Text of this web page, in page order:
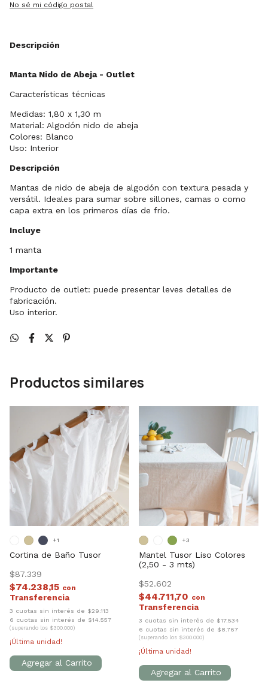
No sé mi código postal
Descripción
Manta Nido de Abeja - Outlet
Características técnicas
Medidas: 1,80 x 1,30 m
Material: Algodón nido de abeja
Colores: Blanco
Uso: Interior
Descripción
Mantas de nido de abeja de algodón con textura pesada y
versátil. Ideales para sumar sobre sillones, camas o como
capa extra en los primeros días de frío.
Incluye
1 manta
Importante
Producto de outlet: puede presentar leves detalles de
fabricación.
Uso interior.
Productos similares
Cortina de Baño Tusor
$87.339
$74.238,15 con
3 cuotas sin interés de $29.113
6 cuotas sin interés de $14.557
(superando los $300.000)
¡Última unidad!
+1
Mantel Tusor Liso Colores
(2,50 - 3 mts)
$52.602
$44.711,70 con
3 cuotas sin interés de $17.534
6 cuotas sin interés de $8.767
(superando los $300.000)
¡Última unidad!
+3